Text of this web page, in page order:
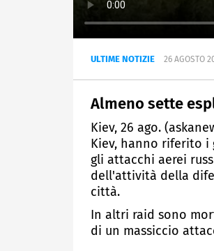
ULTIME NOTIZIE 26 AGOSTO
Almeno sette
Kiev, 26 ago.
Kiev, hanno riferito i
gli attacchi aerei
dell'attività della
città.
In altri raid sono
di un massiccio